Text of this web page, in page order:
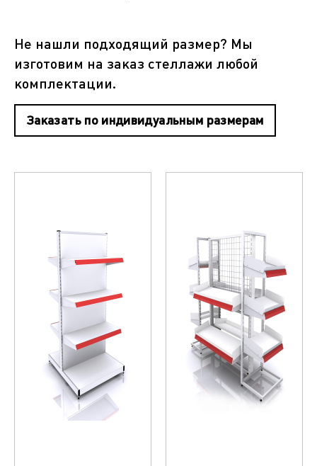
Не нашли подходящий размер? Мы
изготовим на заказ стеллажи любой
комплектации.
Заказать по индивидуальным размерам